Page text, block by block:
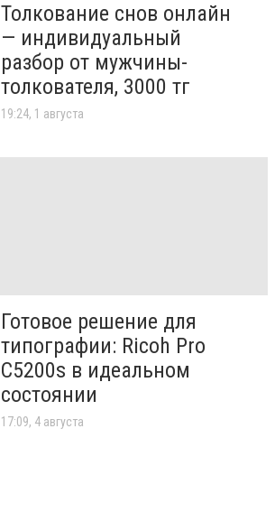
Толкование снов онлайн
— индивидуальный
разбор от мужчины-
толкователя, 3000 тг
19:24, 1 августа
Готовое решение для
типографии: Ricoh Pro
C5200s в идеальном
состоянии
17:09, 4 августа